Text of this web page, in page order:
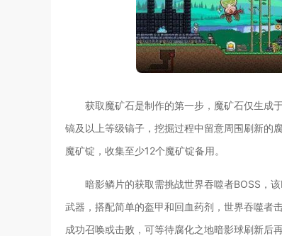
获取魔矿石是制作的第一步，魔矿石仅生成
镐及以上等级镐子，挖掘过程中留意周围刷新的
魔矿锭，收集至少12个魔矿锭备用。
暗影鳞片的获取需挑战世界吞噬者BOSS，
武器，搭配简单的盔甲和回血药剂，世界吞噬者
成功召唤或击败，可等待腐化之地暗影球刷新后再